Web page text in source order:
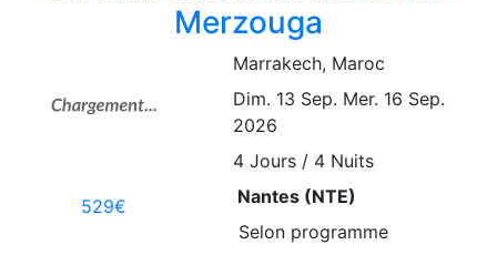
Merzouga
529€
Marrakech, Maroc
Dim. 13 Sep. Mer. 16 Sep.
2026
4Jours / 4 Nuits
Nantes (NTE)
Selon programme